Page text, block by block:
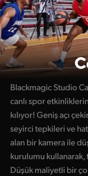
Blackmagic Studio
canlı spor
kılıyor! Geniş açı
seyirci tepkileri ve
alan bir kamera ile
kurulumu kullanarak,
Düşük maliyetli bir